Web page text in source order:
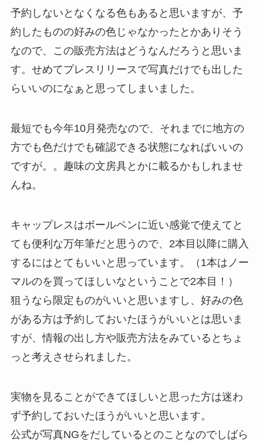
予約しないとなくなる色もあると思いますが、予
約したものの好みの色じゃなかったとかありそう
なので、この販売方法はどうなんだろうと思いま
す。せめてプレスリリースで写真だけでも出した
らいいのになぁと思ってしまいました。
最短でも今年10月発売なので、それまでに地方の
方でも色だけでも確認できる状態になればいいの
ですが。。趣味の文房具とかに載るかもしれませ
んね。
キャップレスはボールペンに近い感覚で使えてと
ても便利な万年筆だと思うので、2本目以降に購入
するにはとてもいいと思っています。（1本はノー
マルのを買ってほしいなということで2本目！）
狙うなら限定ものがいいと思いますし、好みの色
がある方は予約しておいたほうがいいとは思いま
すが、情報の出し方や販売方法をみているとちょ
っと考えさせられました。
実物を見ることができてほしいと思った方は迷わ
ず予約しておいたほうがいいと思います。
公式が写真NGをだしているとのことなのでしばら